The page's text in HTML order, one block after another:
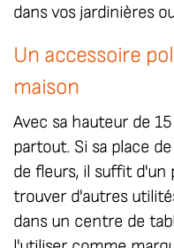
dans vos jardinières
Un accessoire
maison
Avec sa hauteur de
partout. Si sa place
de fleurs, il suffit d'un
trouver d'autres
dans un centre de